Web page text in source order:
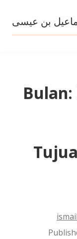
content
بن عيسى
Bulan:
ismail